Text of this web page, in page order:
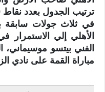
في ثلاث جولات سابقة
الأهلي إلي الاستمرار
الفني بيتسو
مباراة القمة على نادي